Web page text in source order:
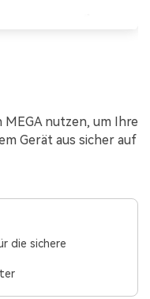
nutzen, um Ihre
Gerät aus sicher auf
die sichere